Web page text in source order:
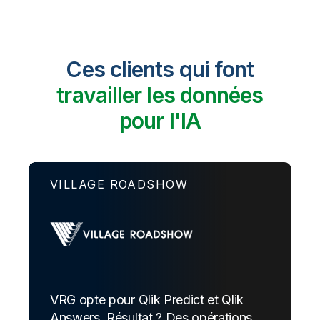
Ces clients qui font
travailler les données
pour l'IA
VILLAGE ROADSHOW
VRG opte pour Qlik Predict et Qlik